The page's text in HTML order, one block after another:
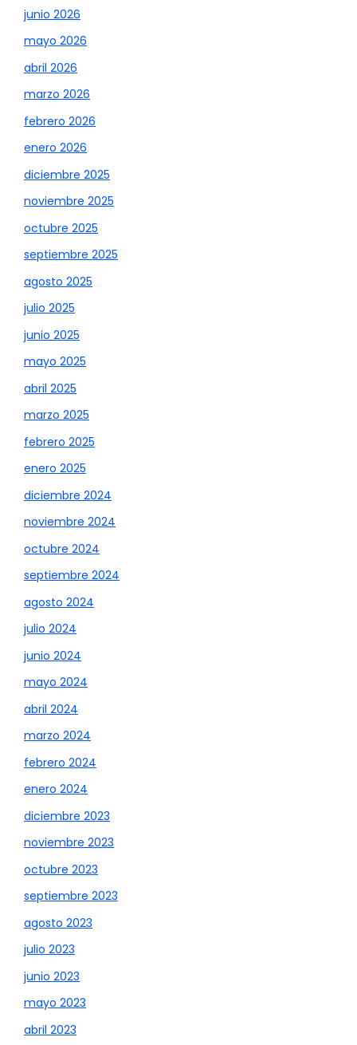
junio 2026
mayo 2026
abril 2026
marzo 2026
febrero 2026
enero 2026
diciembre 2025
noviembre 2025
octubre 2025
septiembre 2025
agosto 2025
julio 2025
junio 2025
mayo 2025
abril 2025
marzo 2025
febrero 2025
enero 2025
diciembre 2024
noviembre 2024
octubre 2024
septiembre 2024
agosto 2024
julio 2024
junio 2024
mayo 2024
abril 2024
marzo 2024
febrero 2024
enero 2024
diciembre 2023
noviembre 2023
octubre 2023
septiembre 2023
agosto 2023
julio 2023
junio 2023
mayo 2023
abril 2023